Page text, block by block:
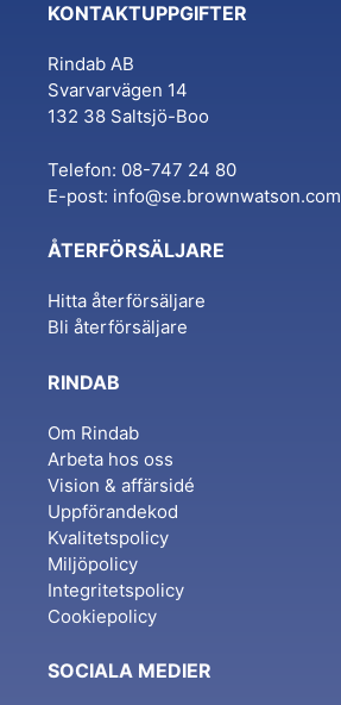
KONTAKTUPPGIFTER
Rindab AB
Svarvarvägen 14
132 38 Saltsjö-Boo
Telefon: 08-747 24 80
E-post: info@se.brownwatson.com
ÅTERFÖRSÄLJARE
Hitta återförsäljare
Bli återförsäljare
RINDAB
Om Rindab
Arbeta hos oss
Vision & affärsidé
Uppförandekod
Kvalitetspolicy
Miljöpolicy
Integritetspolicy
Cookiepolicy
SOCIALA MEDIER